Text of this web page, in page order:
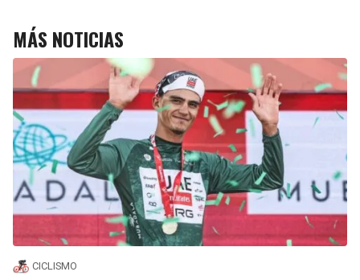
MÁS NOTICIAS
CICLISMO